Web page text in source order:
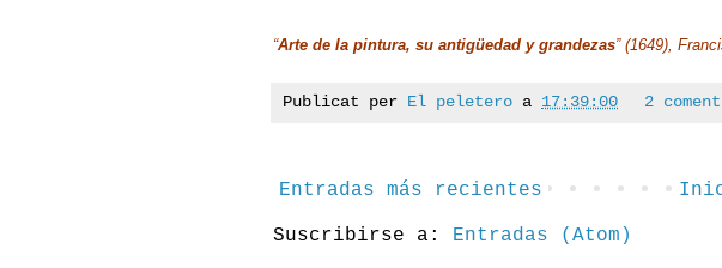
“Arte de la pintura, su antigüedad y grandezas” (1649),
Publicat per El peletero a 17:39:00 2
Entradas más recientes
Suscribirse a: Entradas (Atom)